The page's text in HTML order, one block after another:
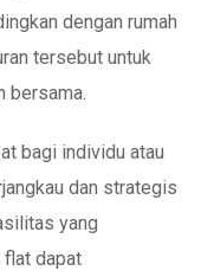
dengan rumah
tersebut untuk
bersama.
bagi individu atau
dan strategis
yang
flat dapat